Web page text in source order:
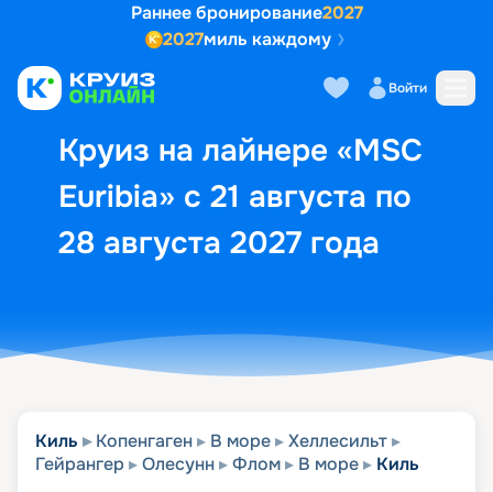
Раннее бронирование2027
2027миль каждому
Войти
Круиз на лайнере «MSC
Euribia» с 21 августа по
28 августа 2027 года
Выбор кают Маршрут и
Киль Копенгаген В море
Хеллесильт
Гейрангер
Олесунн Флом В море Киль